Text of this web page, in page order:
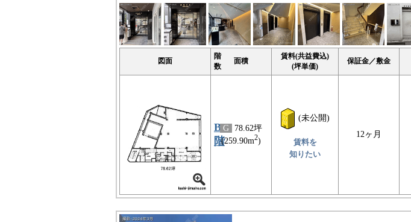
図面
階
数
面積
賃料(共益費込)
(坪単価)
保証金／敷金
B1
階
G
78.62坪
(259.90m2)
(未公開)
賃料を
知りたい
12ヶ月